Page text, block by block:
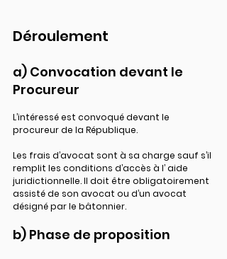
Déroulement
a) Convocation devant le
Procureur
L’intéressé est convoqué devant le
procureur de la République.
Les frais d’avocat sont à sa charge sauf s’il
remplit les conditions d’accès à l’ aide
juridictionnelle. Il doit être obligatoirement
assisté de son avocat ou d’un avocat
désigné par le bâtonnier.
b) Phase de proposition